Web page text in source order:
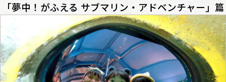
「夢中！がふえる サブマリン・アドベンチャー」篇